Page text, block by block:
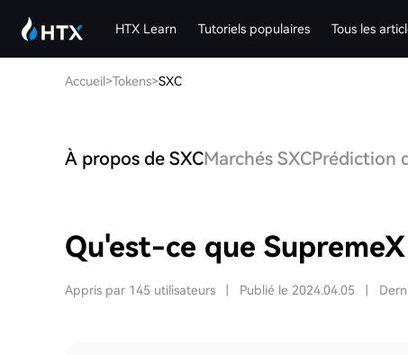
HTX Learn Tutoriels populaires Tous les
Accueil>Tokens>SXC
À propos de SXCMarchés SXCPrédiction
Qu'est-ce que
Appris par 145 utilisateurs Publié le 2024.04.05